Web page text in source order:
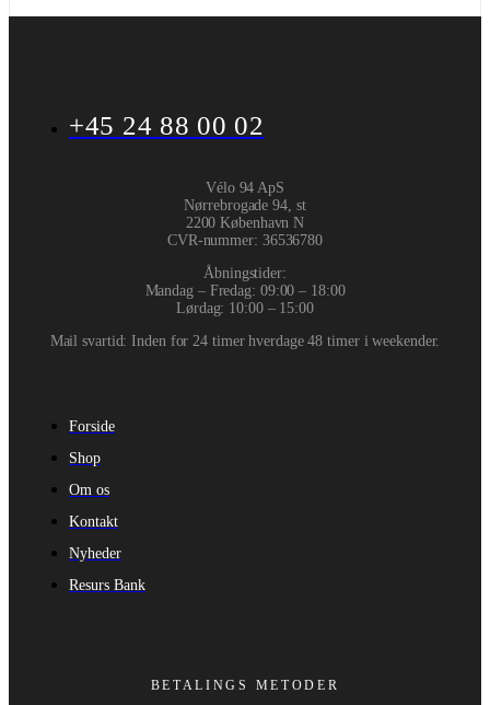
+45 24 88 00 02
Vélo 94 ApS
Nørrebrogade 94, st
2200 København N
CVR-nummer: 36536780
Åbningstider:
Mandag – Fredag: 09:00 – 18:00
Lørdag: 10:00 – 15:00
Mail svartid: Inden for 24 timer hverdage 48 timer i weekender.
Forside
Shop
Om os
Kontakt
Nyheder
Resurs Bank
BETALINGS METODER